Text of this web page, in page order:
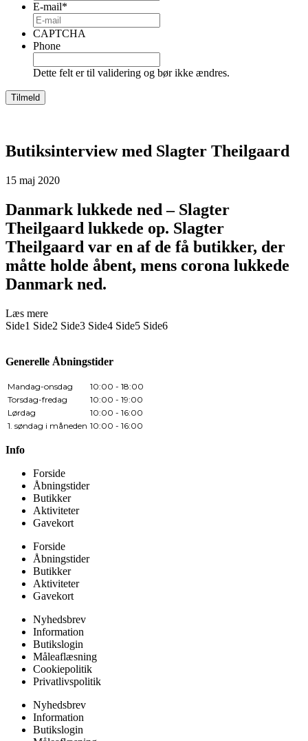
E-mail*
CAPTCHA
Phone
Dette felt er til validering og bør ikke ændres.
Butiksinterview med Slagter Theilgaard
15 maj 2020
Danmark lukkede ned – Slagter
Theilgaard lukkede op. Slagter
Theilgaard var en af de få butikker, der
måtte holde åbent, mens corona lukkede
Danmark ned.
Læs mere
Side1 Side2 Side3 Side4 Side5 Side6
Generelle Åbningstider
Mandag-onsdag
10:00 - 18:00
Torsdag-fredag
10:00 - 19:00
Lørdag
10:00 - 16:00
1. søndag i måneden 10:00 - 16:00
Info
Forside
Åbningstider
Butikker
Aktiviteter
Gavekort
Forside
Åbningstider
Butikker
Aktiviteter
Gavekort
Nyhedsbrev
Information
Butikslogin
Måleaflæsning
Cookiepolitik
Privatlivspolitik
Nyhedsbrev
Information
Butikslogin